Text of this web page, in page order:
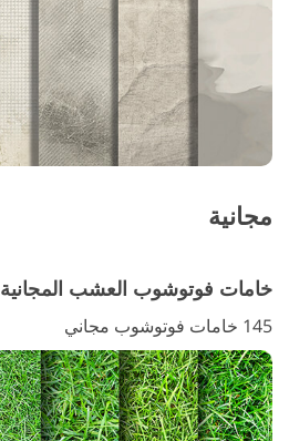
مجانية
خامات فوتوشوب العشب المجانية
145 خامات فوتوشوب مجاني